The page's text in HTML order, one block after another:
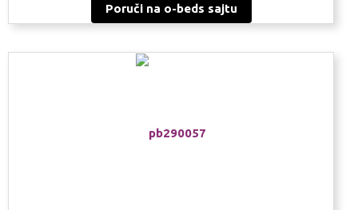
Poruči na o-beds sajtu